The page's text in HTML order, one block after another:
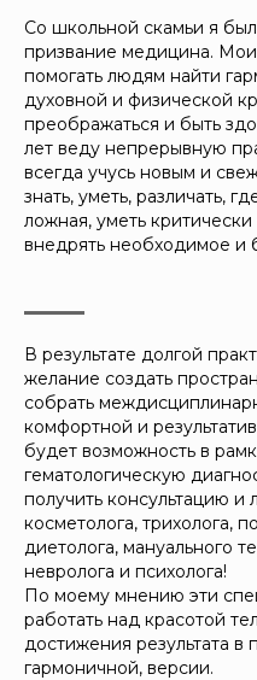
Со школьной скамьи я
призвание медицина.
помогать людям найти
духовной и физической
преображаться и быть
лет веду непрерывную
всегда учусь новым и
знать, уметь, различать,
ложная, уметь
внедрять необходимое и
В результате долгой
желание создать
собрать
комфортной и
будет возможность в
гематологическую
получить консультацию и
косметолога, трихолога,
диетолога, мануального
невролога и психолога!
По моему мнению эти
работать над красотой
достижения результата в
гармоничной, версии.